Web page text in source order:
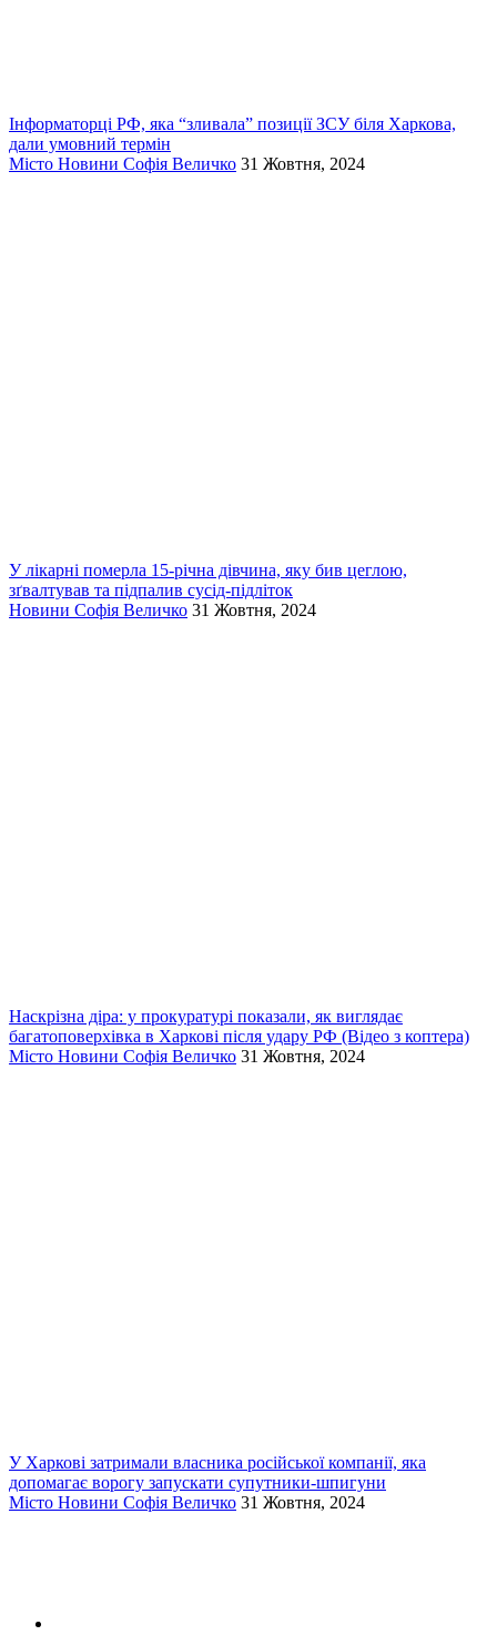
Інформаторці РФ, яка “зливала” позиції ЗСУ біля Харкова,
дали умовний термін
Місто Новини Софія Величко 31 Жовтня, 2024
У лікарні померла 15-річна дівчина, яку бив цеглою,
зґвалтував та підпалив сусід-підліток
Новини Софія Величко 31 Жовтня, 2024
Наскрізна діра: у прокуратурі показали, як виглядає
багатоповерхівка в Харкові після удару РФ (Відео з коптера)
Місто Новини Софія Величко 31 Жовтня, 2024
У Харкові затримали власника російської компанії, яка
допомагає ворогу запускати супутники-шпигуни
Місто Новини Софія Величко 31 Жовтня, 2024